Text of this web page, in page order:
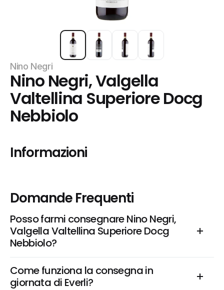
Nino Negri
Nino Negri, Valgella
Valtellina Superiore Docg
Nebbiolo
Informazioni
Domande Frequenti
Posso farmi consegnare Nino Negri,
Valgella Valtellina Superiore Docg
Nebbiolo?
Come funziona la consegna in
giornata di Everli?